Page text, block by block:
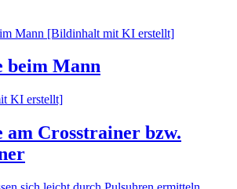
beim Mann
am Crosstrainer bzw.